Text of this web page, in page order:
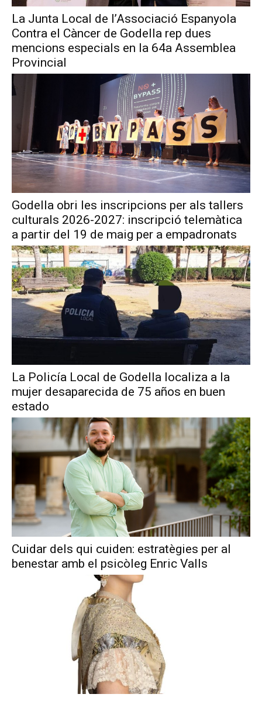
La Junta Local de l’Associació Espanyola
Contra el Càncer de Godella rep dues
mencions especials en la 64a Assemblea
Provincial
Godella obri les inscripcions per als tallers
culturals 2026-2027: inscripció telemàtica
a partir del 19 de maig per a empadronats
La Policía Local de Godella localiza a la
mujer desaparecida de 75 años en buen
estado
Cuidar dels qui cuiden: estratègies per al
benestar amb el psicòleg Enric Valls